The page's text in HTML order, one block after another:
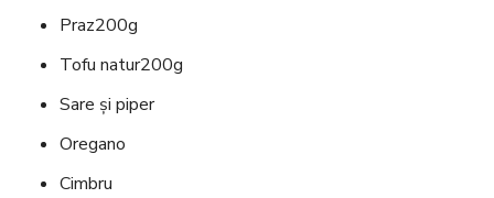
Praz200g
Tofu natur200g
Sare și piper
Oregano
Cimbru